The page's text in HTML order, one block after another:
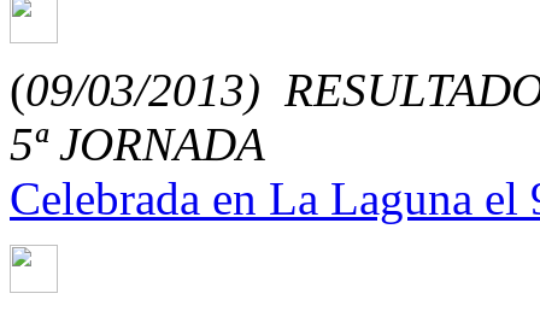
(09/03/2013)
5ª JORNADA
Celebrada en La Laguna el